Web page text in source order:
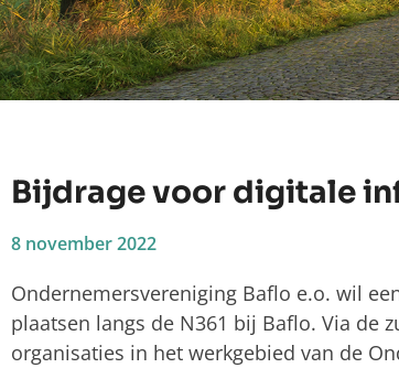
Bijdrage voor digitale
8 november 2022
Ondernemersvereniging Baflo e.o. wil
plaatsen langs de N361 bij Baflo. Via de
organisaties in het werkgebied van de